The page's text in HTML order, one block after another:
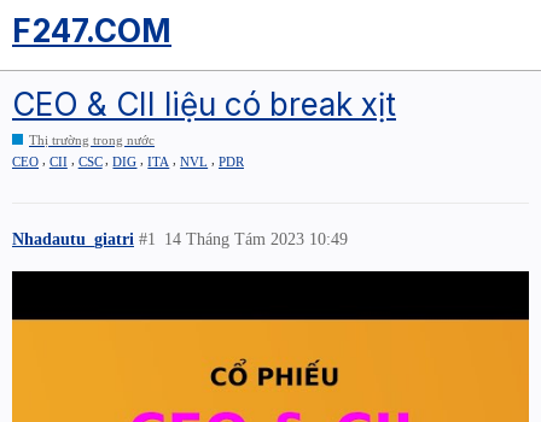
F247.COM
CEO & CII liệu có break xịt
Thị trường trong nước
CEO , CII , CSC ,DIG ,ITA ,NVL , PDR
Nhadautu_giatri 14 Tháng Tám 2023 10:49
#1